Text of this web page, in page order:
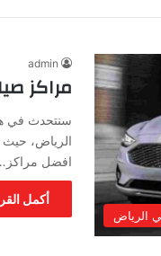
الرياض
admin
مراكز
سنتحدث في
الرياض،
افضل
أكمل